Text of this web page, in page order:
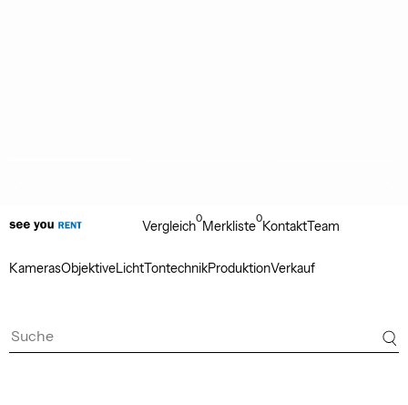
KamerasObjektiveLichtTontechnikProduktionVerkauf
Vergleich0Merkliste0KontaktTeam